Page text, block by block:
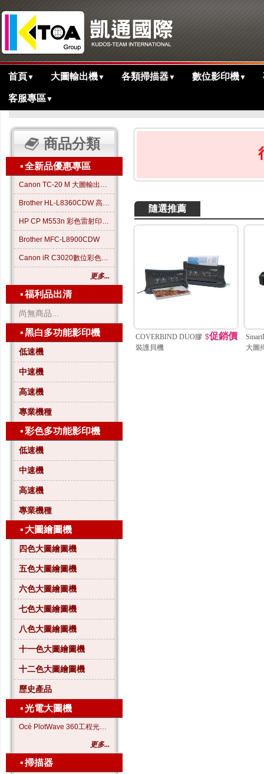
首頁▼ 大圖輸出機▼ 各類掃描器▼ 數位影印機▼
客服專區▼
主目錄
商品分類
▪全新品優惠專區
Canon TC-20 M 大圖輸出繪圖機
Brother HL-L8360CDW 高效彩色雷射印表機
HP CP M553n 彩色雷射印表機
Brother MFC-L8900CDW
Canon iR C3020數位彩色影印機
更多...
▪福利品出清
尚無商品...
▪黑白多功能影印機
低速機
中速機
高速機
專業機種
▪彩色多功能影印機
低速機
中速機
高速機
專業機種
▪ 大圖繪圖機
四色大圖繪圖機
五色大圖繪圖機
六色大圖繪圖機
七色大圖繪圖機
八色大圖繪圖機
十一色大圖繪圖機
十二色大圖繪圖機
歷史產品
▪光電大圖機
Océ PlotWave 360工程光電大圖機
更多...
▪掃描器
隨選推薦
COVERBIND DUO膠
裝護貝機
$促銷價
大圖